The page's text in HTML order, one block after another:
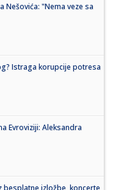
Nešovića: "Nema veze sa
Istraga korupcije potresa
Evroviziji: Aleksandra
besplatne izložbe, koncerte,